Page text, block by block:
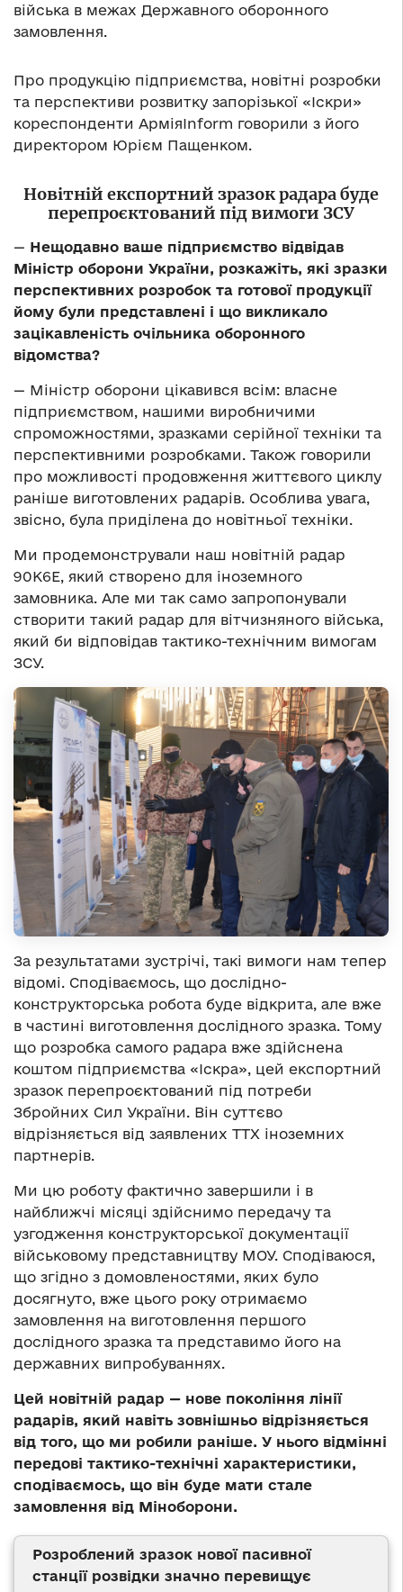
війська в межах Державного оборонного
замовлення.
Про продукцію підприємства, новітні розробки
та перспективи розвитку запорізької «Іскри»
кореспонденти АрміяInform говорили з його
директором Юрієм Пащенком.
Новітній експортний зразок радара буде
перепроєктований під вимоги ЗСУ
— Нещодавно ваше підприємство відвідав
Міністр оборони України, розкажіть, які зразки
перспективних розробок та готової продукції
йому були представлені і що викликало
зацікавленість очільника оборонного
відомства?
— Міністр оборони цікавився всім: власне
підприємством, нашими виробничими
спроможностями, зразками серійної техніки та
перспективними розробками. Також говорили
про можливості продовження життєвого циклу
раніше виготовлених радарів. Особлива увага,
звісно, була приділена до новітньої техніки.
Ми продемонстрували наш новітній радар
90К6Е, який створено для іноземного
замовника. Але ми так само запропонували
створити такий радар для вітчизняного війська,
який би відповідав тактико-технічним вимогам
ЗСУ.
За результатами зустрічі, такі вимоги нам тепер
відомі. Сподіваємось, що дослідно-
конструкторська робота буде відкрита, але вже
в частині виготовлення дослідного зразка. Тому
що розробка самого радара вже здійснена
коштом підприємства «Іскра», цей експортний
зразок перепроєктований під потреби
Збройних Сил України. Він суттєво
відрізняється від заявлених ТТХ іноземних
партнерів.
Ми цю роботу фактично завершили і в
найближчі місяці здійснимо передачу та
узгодження конструкторської документації
військовому представництву МОУ. Сподіваюся,
що згідно з домовленостями, яких було
досягнуто, вже цього року отримаємо
замовлення на виготовлення першого
дослідного зразка та представимо його на
державних випробуваннях.
Цей новітній радар — нове покоління лінії
радарів, який навіть зовнішньо відрізняється
від того, що ми робили раніше. У нього відмінні
передові тактико-технічні характеристики,
сподіваємось, що він буде мати стале
замовлення від Міноборони.
Розроблений зразок нової пасивної
станції розвідки значно перевищує